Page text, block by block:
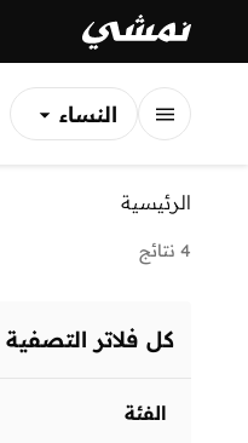
النساء
الرئيسية
4 نتائج
كل فلاتر التصفية
الفئة